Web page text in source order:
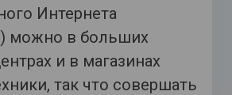
Интернета
можно в больших
и в магазинах
так что совершать